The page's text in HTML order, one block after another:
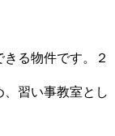
る物件です。２
習い事教室とし